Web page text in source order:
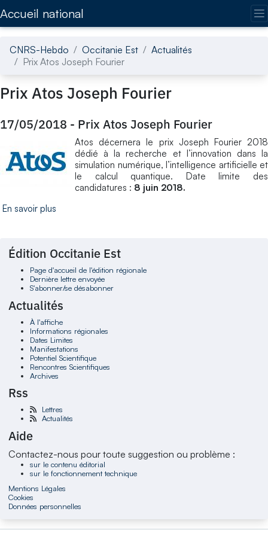
Accueil national
CNRS-Hebdo Occitanie Est
Actualités
Prix Atos Joseph Fourier
Prix Atos Joseph Fourier
17/05/2018 - Prix Atos Joseph Fourier
Atos décernera le prix Joseph Fourier 2018
dédié à la recherche et l’innovation dans la
simulation numérique, l’intelligence artificielle et
le calcul quantique. Date limite des
candidatures : 8 juin 2018.
En savoir plus
Édition Occitanie Est
Page d'accueil de l'édition régionale
Dernière lettre envoyée
S'abonner/se désabonner
Actualités
À l'affiche
Informations régionales
Dates Limites
Manifestations
Potentiel Scientifique
Rencontres Scientifiques
Archives
Rss
Lettres
Actualités
Aide
Contactez-nous pour toute suggestion ou problème :
sur le contenu éditorial
sur le fonctionnement technique
Mentions Légales
Cookies
Données personnelles